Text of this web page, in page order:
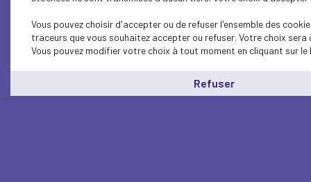
Vous pouvez choisir d'accepter ou de refuser l'ensemble des
traceurs que vous souhaitez accepter ou refuser. Votre choix
Vous pouvez modifier votre choix à tout moment en cliquant sur le
Refuser